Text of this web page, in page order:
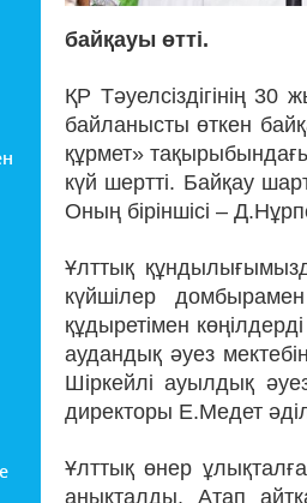
байқауы өтті.
ҚР Тәуелсіздігінің
байланыс­ты өт­кен
құрмет»
күй шертті. Байқау
Оның біріншісі –
Ұлттық
күйшілер
құдыретімен
аудандық әуез
Шіркей­лі ауылдық
директоры Е.Медет
Ұлттық өнер
анықталды. Атап